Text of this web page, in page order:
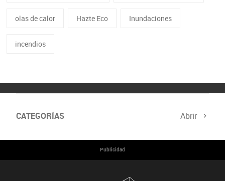
olas de calor Hazte Eco Inundaciones
incendios
CATEGORÍAS Abrir
Cumbre del Clima Programa Hazte Eco
Publicidad